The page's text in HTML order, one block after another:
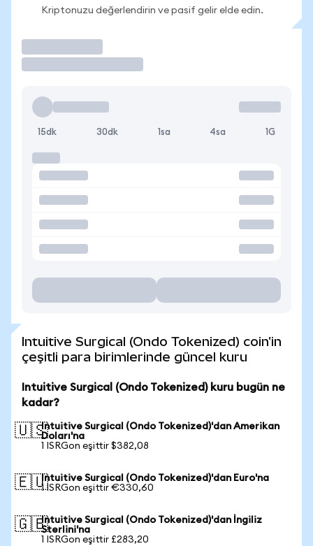
Kriptonuzu değerlendirin ve pasif gelir elde edin.
15dk 30dk 1sa 4sa 1G
Intuitive Surgical (Ondo Tokenized) coin'in
çeşitli para birimlerinde güncel kuru
Intuitive Surgical (Ondo Tokenized) kuru bugün ne
kadar?
🇺🇸Intuitive Surgical (Ondo Tokenized)'dan Amerikan
Doları'na
1 ISRGon eşittir $382,08
🇪🇺Intuitive Surgical (Ondo Tokenized)'dan Euro'na
1 ISRGon eşittir €330,60
🇬🇧Intuitive Surgical (Ondo Tokenized)'dan İngiliz
Sterlini'na
1 ISRGon eşittir £283,20